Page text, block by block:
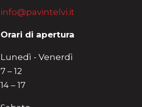
info@pavintelvi.it
Orari di apertura
Lunedì - Venerdì
7 – 12
14 – 17